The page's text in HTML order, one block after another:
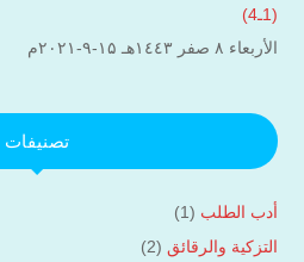
(1ـ4)
الأربعاء ۸ صفر ۱٤٤۳هـ ۱۵-۹-۲۰۲۱م
تصنيفات
أدب الطلب (1)
التزكية والرقائق (2)